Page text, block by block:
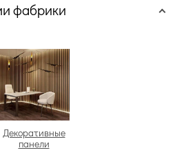
фабрики
Декоративные
панели